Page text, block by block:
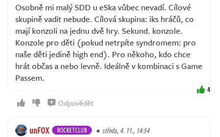
Osobně mi malý SDD u eSka vůbec nevadí. Cílové
skupině vadit nebude. Cílová skupina: iks hráčů, co
mají konzoli na jednu dvě hry. Sekund. konzole.
Konzole pro děti (pokud netrpíte syndromem: pro
naše děti jedině high end). Pro někoho, kdo chce
hrát občas a nebo levně. Ideálně v kombinaci s Game
Passem.
4
Odpovědět
unFOX ROCKETCLUB středa, 4. 11., 14:54